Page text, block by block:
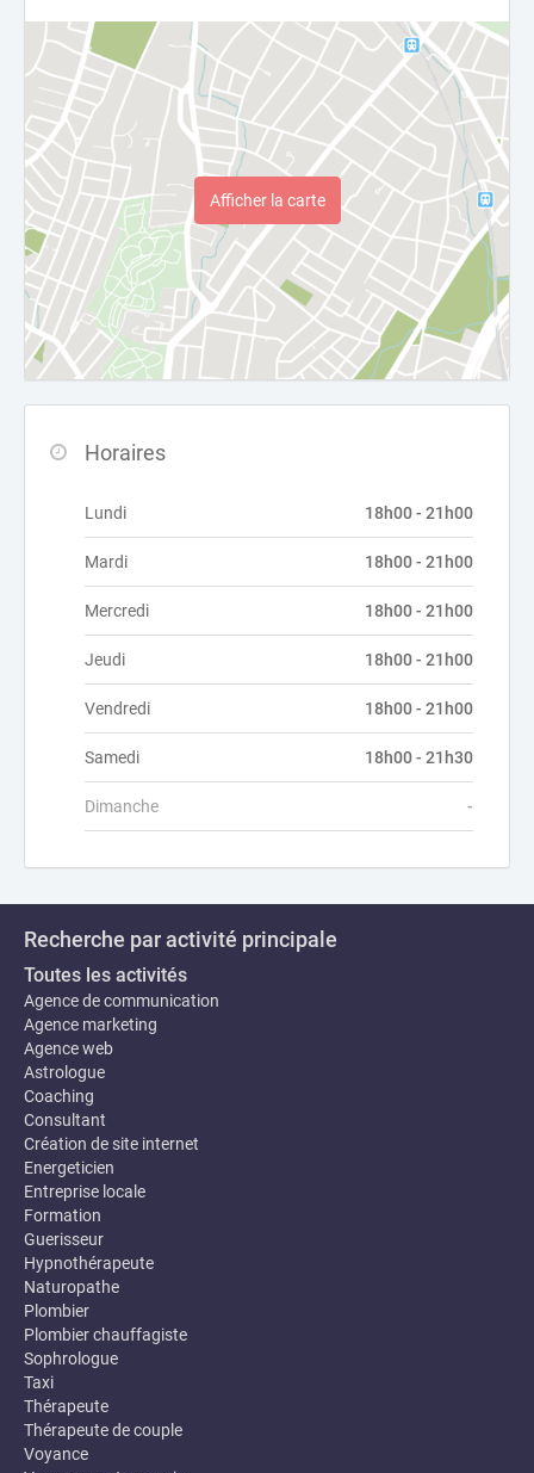
Afficher la carte
Horaires
Lundi 18h00 - 21h00
Mardi 18h00 - 21h00
Mercredi 18h00 - 21h00
Jeudi 18h00 - 21h00
Vendredi 18h00 - 21h00
Samedi 18h00 - 21h30
Dimanche -
Recherche par activité principale
Toutes les activités
Agence de communication
Agence marketing
Agence web
Astrologue
Coaching
Consultant
Création de site internet
Energeticien
Entreprise locale
Formation
Guerisseur
Hypnothérapeute
Naturopathe
Plombier
Plombier chauffagiste
Sophrologue
Taxi
Thérapeute
Thérapeute de couple
Voyance